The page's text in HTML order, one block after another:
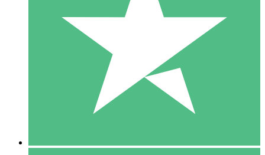
Pague conforme o uso com créditos de download. Sem
1000